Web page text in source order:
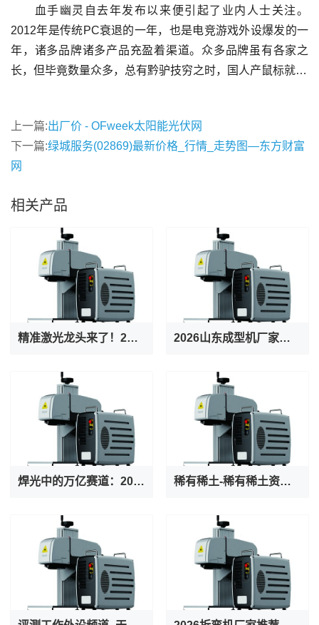
血手幽灵自去年发布以来便引起了业内人士关注。
2012年是传统PC衰退的一年，也是电竞游戏外设爆发的一
年，诸多品牌诸多产品充盈着渠道。众多品牌虽有各家之
长，但毕竟数量众多，总有黔驴技穷之时，国人产鼠标就…
上一篇:出厂价 - OFweek太阳能光伏网
下一篇:绿城服务(02869)最新价格_行情_走势图—东方财富
网
相关产品
精准激光龙头来了！2万元顶格打新 2026山东成型机厂家推荐缠绕螺旋叶片成型机数控螺旋叶片单片数控连续冷轧厂家优选指南！
焊光中的万亿赛道：2026年全球焊接设备行业市场规模、竞争格局与投资逻辑深度解析 稀有稀土-稀有稀土资讯新闻-行情月评-中色报网